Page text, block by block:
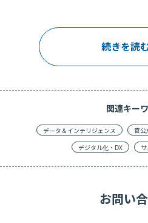
続きを読
関連キー
データ＆インテリジェンス 官公
デジタル化・DX
お問い